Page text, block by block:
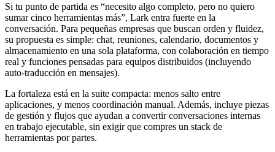
Si tu punto de partida es “necesito algo completo, pero no quiero
sumar cinco herramientas más”, Lark entra fuerte en la
conversación. Para pequeñas empresas que buscan orden y fluidez,
su propuesta es simple: chat, reuniones, calendario, documentos y
almacenamiento en una sola plataforma, con colaboración en tiempo
real y funciones pensadas para equipos distribuidos (incluyendo
auto-traducción en mensajes).
La fortaleza está en la suite compacta: menos salto entre
aplicaciones, y menos coordinación manual. Además, incluye piezas
de gestión y flujos que ayudan a convertir conversaciones internas
en trabajo ejecutable, sin exigir que compres un stack de
herramientas por partes.